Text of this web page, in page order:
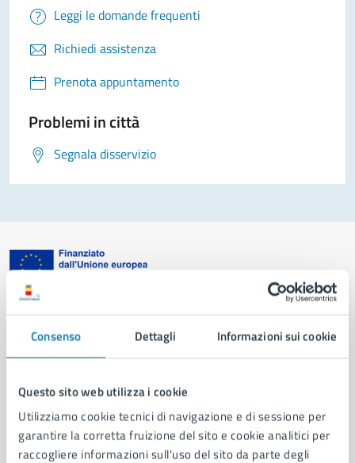
Consenso Dettagli Informazioni sui cookie
Questo sito web utilizza i cookie
Utilizziamo cookie tecnici di navigazione e di sessione per
garantire la corretta fruizione del sito e cookie analitici per
raccogliere informazioni sull'uso del sito da parte degli
Leggi le domande frequenti
Richiedi assistenza
Prenota appuntamento
Problemi in città
Segnala disservizio
AMMINISTRAZIONE
Organi di governo
Municipalità
Uffici
Enti e fondazioni